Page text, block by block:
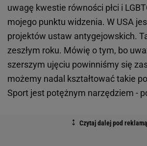
uwagę kwestie równości płci i
mojego punktu widzenia. W USA
projektów ustaw antygejowskich.
zeszłym roku. Mówię o tym, bo
szerszym ujęciu powinniśmy się
możemy nadal kształtować takie
Sport jest potężnym narzędziem -